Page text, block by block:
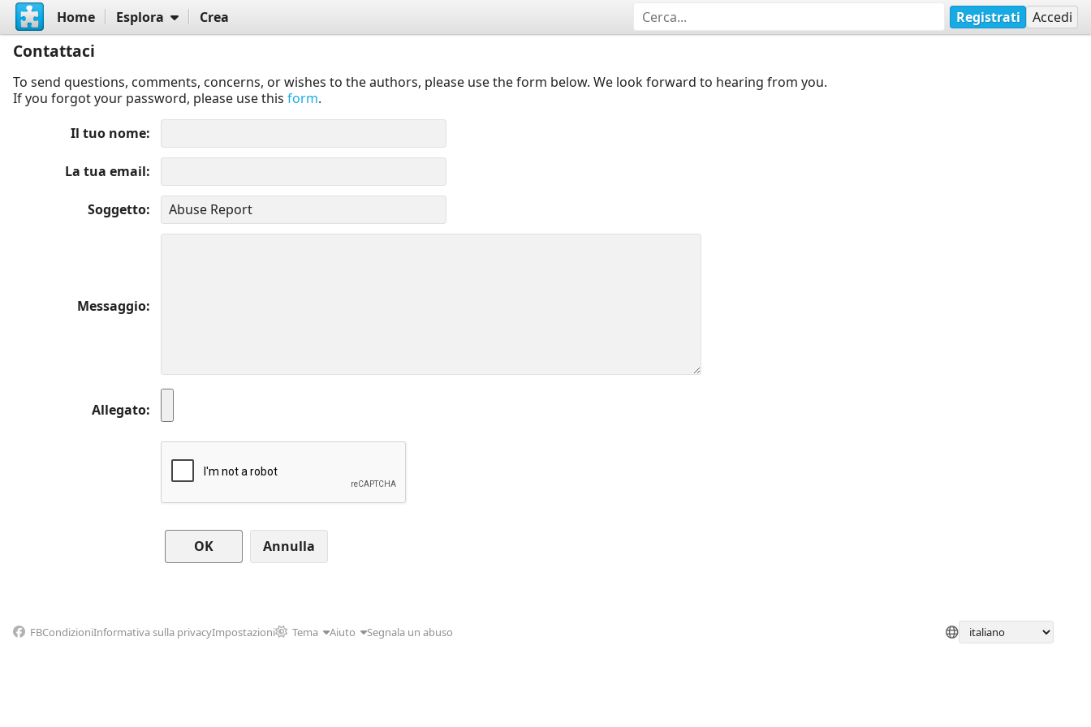
Home Esplora Crea Registrati Accedi
Contattaci
To send questions, comments, concerns, or wishes to the authors, please use the form below. We look forward to hearing from you.
If you forgot your password, please use this form.
Il tuo nome
La tua email
Soggetto
Messaggio
Allegato
Annulla
FBCondizioniInformativa sulla privacyImpostazioni Tema Aiuto Segnala un abuso